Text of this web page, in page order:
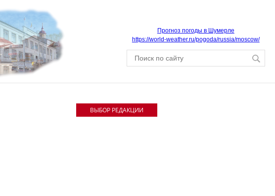
Прогноз погоды в Шумерле
https://world-weather.ru/pogoda/russia/moscow/
ВЫБОР РЕДАКЦИИ